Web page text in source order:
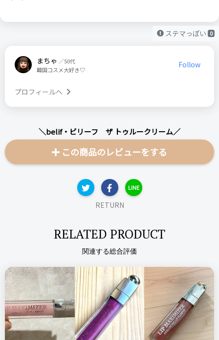
ステマっぽい 0
まちゃ ／50代
韓国コスメ大好き♡
Follow
プロフィールへ
＼belif・ビリーフ ザ トゥルークリーム／
この商品のレビューをする
LINE
RETURN
RELATED PRODUCT
関連する総合評価